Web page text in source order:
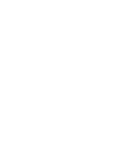
de perforación. También
lo que facilita su
muchos modelos incluyen
inclinable o sistemas de
y valor.
considerar el tipo de
un modelo con
Para quienes
fundido ofrecen
hay opciones con